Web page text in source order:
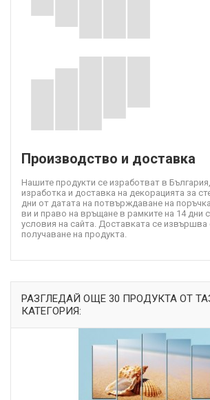
Производство и доставка
Нашите продукти се изработват в
изработка и доставка на декорацията за
дни от датата на потвърждаване на
ви и право на връщане в рамките на 14 дни
условия на сайта. Доставката се извършва
получаване на продукта.
РАЗГЛЕДАЙ ОЩЕ 30 ПРОДУКТА ОТ
КАТЕГОРИЯ: